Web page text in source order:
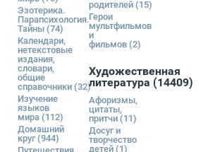
Эзотерика.
Парапсихология.
Тайны (74)
Календари,
нетекстовые
издания,
словари,
общие
справочники (32)
Изучение
языков
мира (112)
Домашний
круг(944)
родителей (15)
Герои
мультфильмов
и
фильмов (2)
Художественная
литература (14409)
Афоризмы,
цитаты,
притчи (11)
Досуг и
творчество
детей (1)